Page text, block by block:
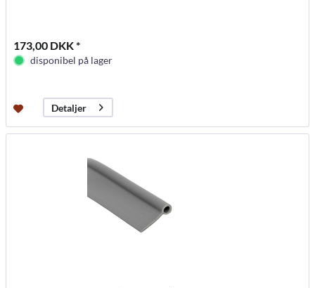
173,00 DKK *
disponibel på lager
Detaljer